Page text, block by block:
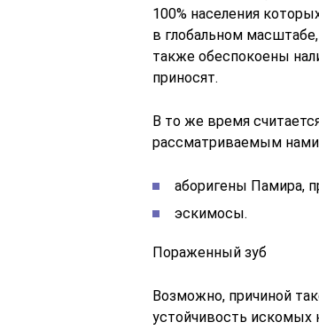
100% населения
в глобальном
также обеспокоены
приносят.
В то же время
рассматриваемым нами
аборигены Памира,
эскимосы.
Пораженный зуб
Возможно, причиной
устойчивость искомых